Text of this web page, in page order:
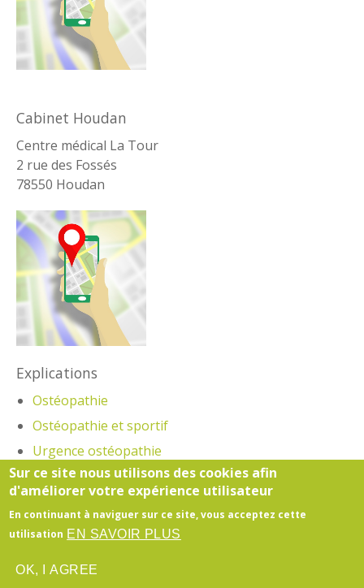
Cabinet Houdan
Centre médical La Tour
2 rue des Fossés
78550 Houdan
Explications
Ostéopathie
Ostéopathie et sportif
Urgence ostéopathie
Vidéos Ostéopathie
Honoraires -Mentions légales
Sur ce site nous utilisons des cookies afin
d'améliorer votre expérience utilisateur
En continuant à naviguer sur ce site, vous acceptez cette
utilisation EN SAVOIR PLUS
OK, I AGREE